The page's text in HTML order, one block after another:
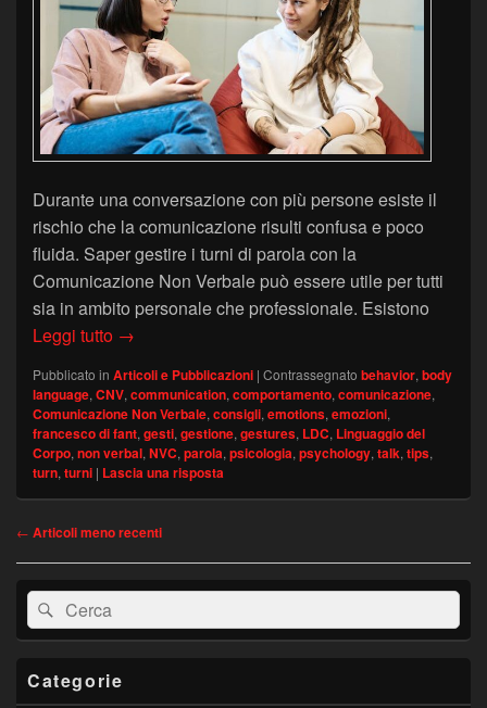
Durante una conversazione con più persone esiste il
rischio che la comunicazione risulti confusa e poco
fluida. Saper gestire i turni di parola con la
Comunicazione Non Verbale può essere utile per tutti
sia in ambito personale che professionale. Esistono
Leggi tutto Gestire i turni di parola con la Comunicazione
→
Pubblicato in Articoli e Pubblicazioni | Contrassegnato behavior, body
language, CNV, communication, comportamento, comunicazione,
Comunicazione Non Verbale, consigli, emotions, emozioni,
francesco di fant, gesti, gestione, gestures, LDC, Linguaggio del
Corpo, non verbal, NVC, parola, psicologia, psychology, talk, tips,
turn, turni | Lascia una risposta
Navigazione
← Articoli meno recenti
Area
widget
barra
laterale
Cerca:Cerca
Categorie